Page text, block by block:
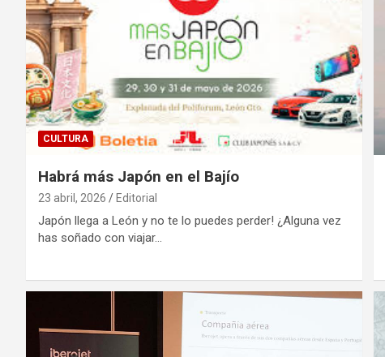
CULTURA
Habrá más Japón en el Bajío
23 abril, 2026 Editorial
Japón llega a León y no te lo puedes perder! ​¿Alguna vez
has soñado con viajar…